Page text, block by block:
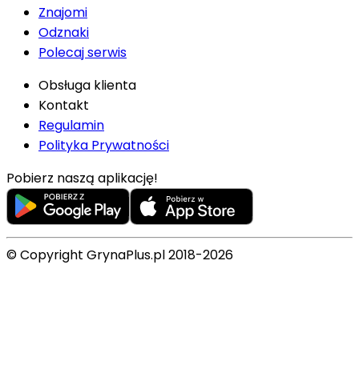
Znajomi
Odznaki
Polecaj serwis
Obsługa klienta
Kontakt
Regulamin
Polityka Prywatności
Pobierz naszą aplikację!
© Copyright GrynaPlus.pl 2018-2026